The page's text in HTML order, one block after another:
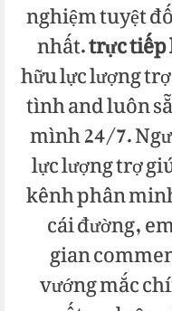
nghiệm tuyệt
nhất.trực
hữu lực lượng
tình and luôn
mình 24/7.
lực lượng trợ
kênh phân
cái đường,
gian
vướng mắc